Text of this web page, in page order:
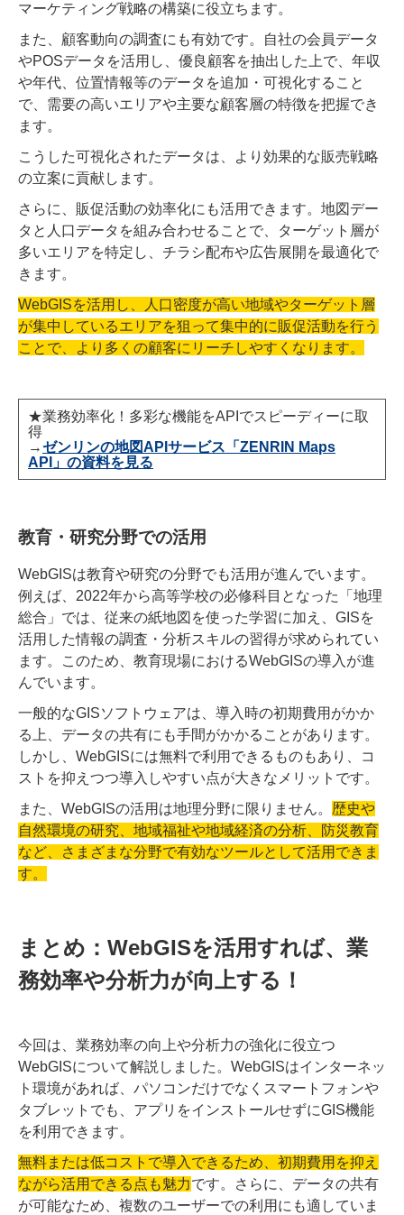
マーケティング戦略の構築に役立ちます。
また、顧客動向の調査にも有効です。自社の会員データ
やPOSデータを活用し、優良顧客を抽出した上で、年収
や年代、位置情報等のデータを追加・可視化すること
で、需要の高いエリアや主要な顧客層の特徴を把握でき
ます。
こうした可視化されたデータは、より効果的な販売戦略
の立案に貢献します。
さらに、販促活動の効率化にも活用できます。地図デー
タと人口データを組み合わせることで、ターゲット層が
多いエリアを特定し、チラシ配布や広告展開を最適化で
きます。
WebGISを活用し、人口密度が高い地域やターゲット層
が集中しているエリアを狙って集中的に販促活動を行う
ことで、より多くの顧客にリーチしやすくなります。
★業務効率化！多彩な機能をAPIでスピーディーに取
得
→ゼンリンの地図APIサービス「ZENRIN Maps
API」の資料を見る
教育・研究分野での活用
WebGISは教育や研究の分野でも活用が進んでいます。
例えば、2022年から高等学校の必修科目となった「地理
総合」では、従来の紙地図を使った学習に加え、GISを
活用した情報の調査・分析スキルの習得が求められてい
ます。このため、教育現場におけるWebGISの導入が進
んでいます。
一般的なGISソフトウェアは、導入時の初期費用がかか
る上、データの共有にも手間がかかることがあります。
しかし、WebGISには無料で利用できるものもあり、コ
ストを抑えつつ導入しやすい点が大きなメリットです。
また、WebGISの活用は地理分野に限りません。 歴史や
自然環境の研究、地域福祉や地域経済の分析、防災教育
など、さまざまな分野で有効なツールとして活用できま
す。
まとめ：WebGISを活用すれば、業
務効率や分析力が向上する！
今回は、業務効率の向上や分析力の強化に役立つ
WebGISについて解説しました。WebGISはインターネッ
ト環境があれば、パソコンだけでなくスマートフォンや
タブレットでも、アプリをインストールせずにGIS機能
を利用できます。
無料または低コストで導入できるため、初期費用を抑え
ながら活用できる点も魅力です。さらに、データの共有
が可能なため、複数のユーザーでの利用にも適していま